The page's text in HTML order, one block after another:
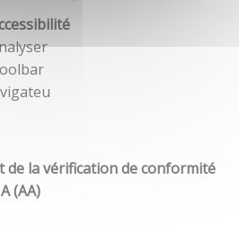
de la vérification de conformité
(AA)